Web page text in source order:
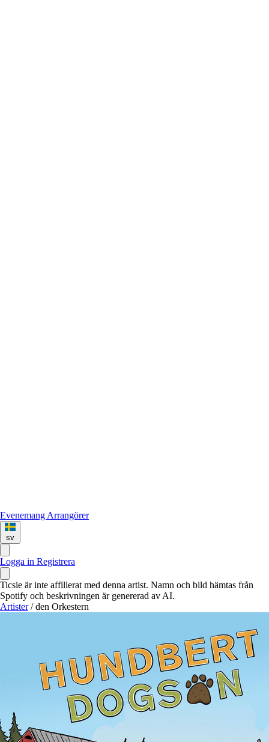
Evenemang Arrangörer
sv
Logga in Registrera
Ticsie är inte affilierat med denna artist. Namn och bild hämtas från
Spotify och beskrivningen är genererad av AI.
Artister / den Orkestern